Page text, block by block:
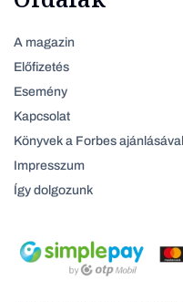
A magazin
Előfizetés
Esemény
Kapcsolat
Könyvek a Forbes ajánlásával
Impresszum
Így dolgozunk